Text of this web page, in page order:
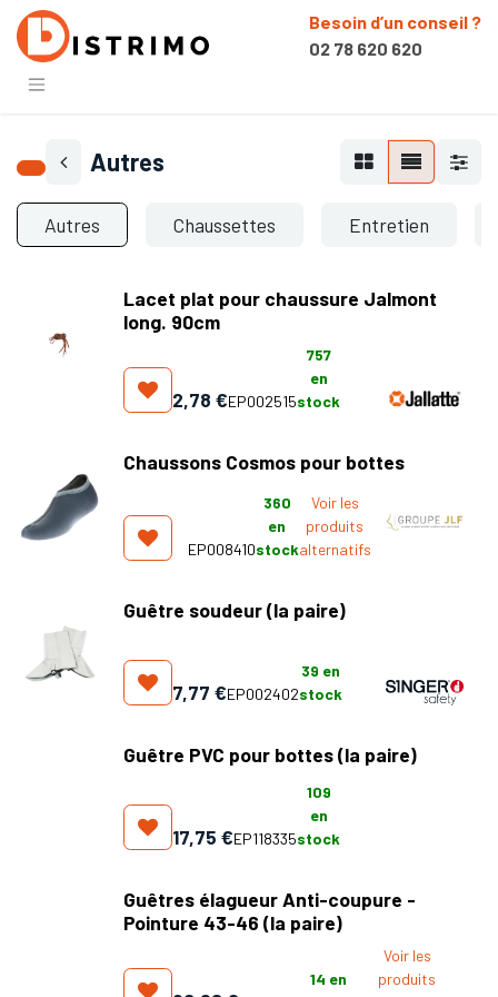
Besoin d’un conseil ?
02 78 620 620
Autres
Autres Chaussettes Entretien
Lacet plat pour chaussure Jalmont
long. 90cm
2,78 €EP002515
757
en
stock
Chaussons Cosmos pour bottes
EP008410
360
en
stock
Voir les
produits
alternatifs
Guêtre soudeur (la paire)
7,77 €EP002402
39 en
stock
Guêtre PVC pour bottes (la paire)
17,75 €EP118335
109
en
stock
Guêtres élagueur Anti-coupure -
Pointure 43-46 (la paire)
14 en
Voir les
produits